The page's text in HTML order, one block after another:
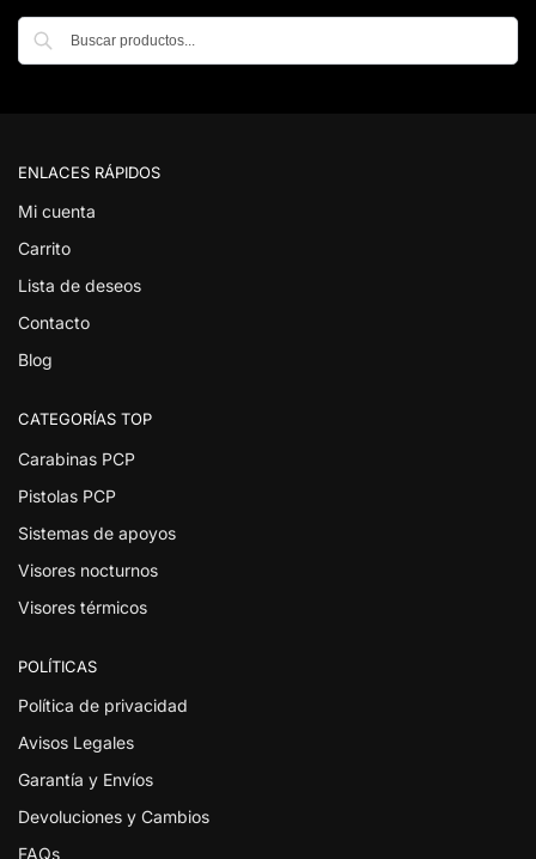
ENLACES RÁPIDOS
Mi cuenta
Carrito
Lista de deseos
Contacto
Blog
CATEGORÍAS TOP
Carabinas PCP
Pistolas PCP
Sistemas de apoyos
Visores nocturnos
Visores térmicos
POLÍTICAS
Política de privacidad
Avisos Legales
Garantía y Envíos
Devoluciones y Cambios
FAQs